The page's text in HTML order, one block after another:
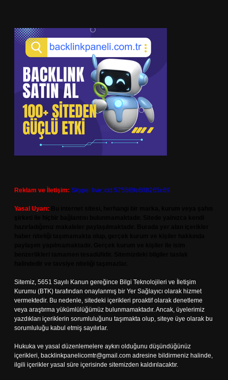
Reklam ve İletişim: Skype: live:.cid.575569c608265c69
Yasal Uyarı:
Sitemiz, 5651 Sayılı Kanun gereğince Bilgi Teknolojileri ve İletişim
Kurumu (BTK) tarafından onaylanmış bir Yer Sağlayıcı olarak hizmet
vermektedir. Bu nedenle, sitedeki içerikleri proaktif olarak denetleme
veya araştırma yükümlülüğümüz bulunmamaktadır. Ancak, üyelerimiz
yazdıkları içeriklerin sorumluluğunu taşımakta olup, siteye üye olarak bu
sorumluluğu kabul etmiş sayılırlar.
Hukuka ve yasal düzenlemelere aykırı olduğunu düşündüğünüz
içerikleri, backlinkpanelicomtr@gmail.com adresine bildirmeniz halinde,
ilgili içerikler yasal süre içerisinde sitemizden kaldırılacaktır.